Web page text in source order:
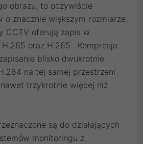
obrazu, to oczywiście
o znacznie większym rozmiarze.
CCTV oferują zapis w
oraz H.265 . Kompresja
blisko dwukrotnie
na tej samej przestrzeni
trzykrotnie więcej niż
są do działających
monitoringu z